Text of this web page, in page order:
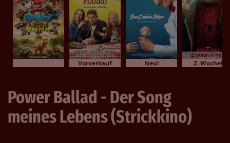
Vorverkauf Neu! 2. Woche!
Power Ballad - Der Song
meines Lebens (Strickkino)